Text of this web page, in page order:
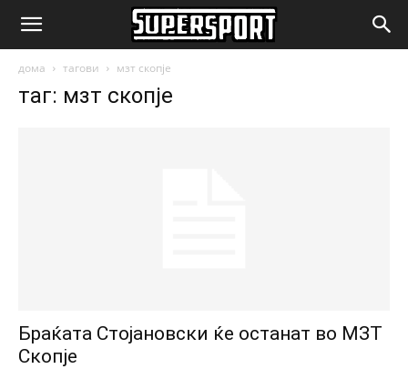
SuperSport.mk
дома тагови мзт скопје
таг: мзт скопје
Браќата Стојановски ќе останат во МЗТ
Скопје